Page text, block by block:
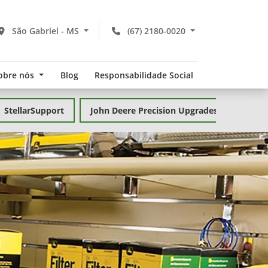
(67) 2180-0020
São Gabriel - MS
nós Blog Responsabilidade Social
StellarSupport John Deere Precision Upgrades